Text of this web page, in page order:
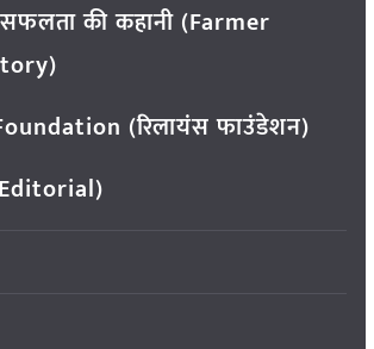
की कहानी (Farmer
(रिलायंस फाउंडेशन)